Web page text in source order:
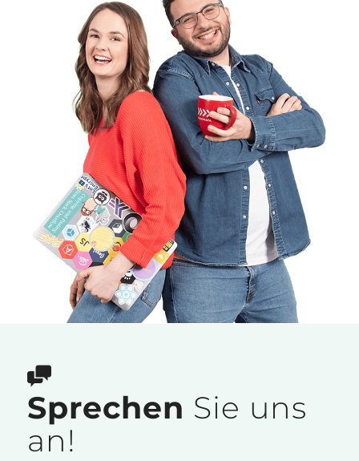
Sprechen Sie uns
an!